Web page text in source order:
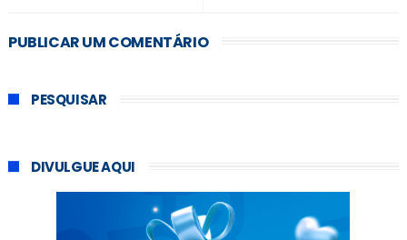
PUBLICAR UM COMENTÁRIO
PESQUISAR
DIVULGUE AQUI